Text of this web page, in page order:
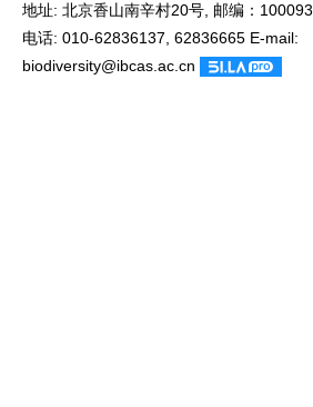
地址: 北京香山南辛村20号, 邮编：100093
电话: 010-62836137, 62836665 E-mail:
biodiversity@ibcas.ac.cn